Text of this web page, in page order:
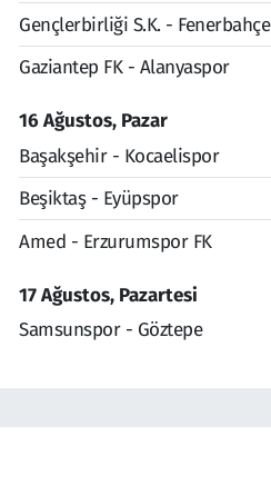
Gençlerbirliği S.K. - Fenerbahçe
Gaziantep FK - Alanyaspor
16 Ağustos, Pazar
Başakşehir - Kocaelispor
Beşiktaş - Eyüpspor
Amed - Erzurumspor FK
17 Ağustos, Pazartesi
Samsunspor - Göztepe